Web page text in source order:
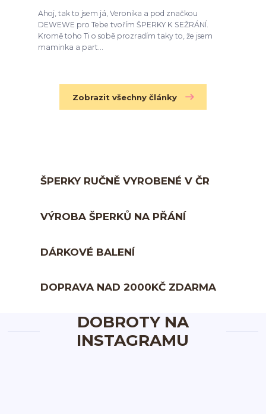
Ahoj, tak to jsem já, Veronika a pod značkou
DEWEWE pro Tebe tvořím ŠPERKY K SEŽRÁNÍ.
Kromě toho Ti o sobě prozradím taky to, že jsem
maminka a part...
Zobrazit všechny články
ŠPERKY RUČNĚ VYROBENÉ V ČR
VÝROBA ŠPERKŮ NA PŘÁNÍ
DÁRKOVÉ BALENÍ
DOPRAVA NAD 2000KČ ZDARMA
DOBROTY NA
INSTAGRAMU